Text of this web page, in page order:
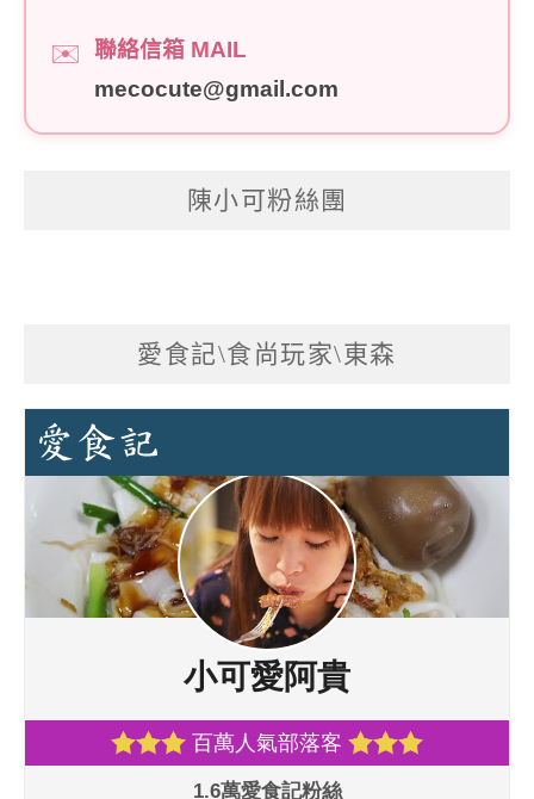
✉️
聯絡信箱 MAIL
mecocute@gmail.com
陳小可粉絲團
愛食記\食尚玩家\東森